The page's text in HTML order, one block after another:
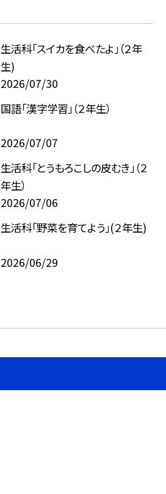
生活科「スイカを食べたよ」（２年
生)
2026/07/30
国語「漢字学習」（２年生）
2026/07/07
生活科「とうもろこしの皮むき」（２
年生）
2026/07/06
生活科「野菜を育てよう」(２年生)
2026/06/29